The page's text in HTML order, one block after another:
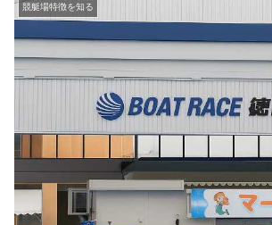
競艇場特徴を知る